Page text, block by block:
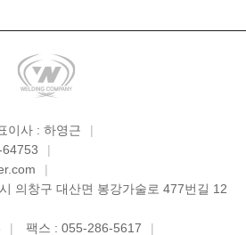
이사 : 하영근
|
|
|
의창구 대산면 봉강가술로 477번길 12
| 팩스 : 055-286-5617 |